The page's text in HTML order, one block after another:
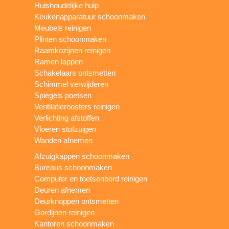
Huishoudelijke hulp
Keukenapparatuur schoonmaken
Meubels reinigen
Plinten schoonmaken
Raamkozijnen reinigen
Ramen lappen
Schakelaars ontsmetten
Schimmel verwijderen
Spiegels poetsen
Ventilatieroosters reinigen
Verlichting afstoffen
Vloeren stofzuigen
Wanden afnemen
Afzuigkappen schoonmaken
Bureaus schoonmaken
Computer en toetsenbord reinigen
Deuren afnemen
Deurknoppen ontsmetten
Gordijnen reinigen
Kantoren schoonmaken